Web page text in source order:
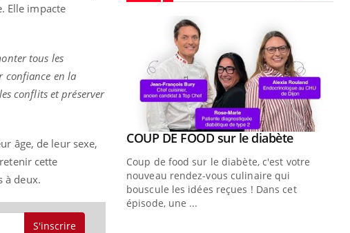
Elle impacte
tous les
confiance en la
conflits et préserver
âge, de leur sexe,
cette
à deux.
S'inscrire
Youtube
COUP DE FOOD sur le diabèteYoutube
Coup de food sur le diabète, c'est votre
nouveau rendez-vous culinaire qui
bouscule les idées reçues ! Dans cet
épisode, une ...